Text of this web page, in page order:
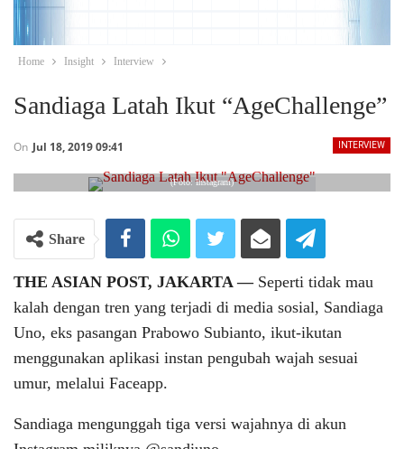
Home Insight Interview
Sandiaga Latah Ikut “AgeChallenge”
INTERVIEW
On Jul 18, 2019 09:41
(Foto: Instagram)
Share
THE ASIAN POST, JAKARTA ―Seperti tidak mau
kalah dengan tren yang terjadi di media sosial, Sandiaga
Uno, eks pasangan Prabowo Subianto, ikut-ikutan
menggunakan aplikasi instan pengubah wajah sesuai
umur, melalui Faceapp.
Sandiaga mengunggah tiga versi wajahnya di akun